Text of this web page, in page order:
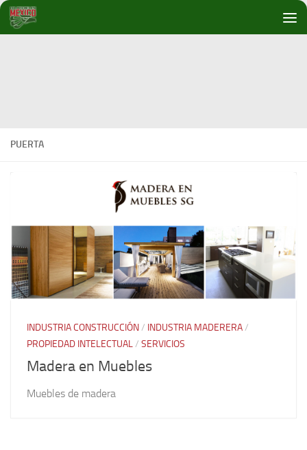
Debajo del contenido
PUERTA
INDUSTRIA CONSTRUCCIÓN/ INDUSTRIA MADERERA/
PROPIEDAD INTELECTUAL/ SERVICIOS
Madera en Muebles
Muebles de madera